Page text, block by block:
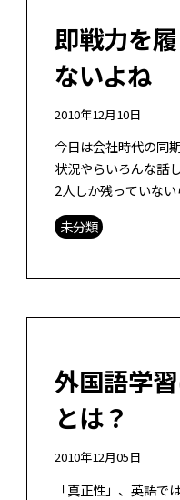
即戦力を
ないよね
2010年12月10日
今日は会社時代の同
状況やらいろんな話
2人しか残っていな
員の意識としてもず
とを痛感した。 昨今
未分類
外国語学
とは？
2010年12月05日
「真正性」、英語